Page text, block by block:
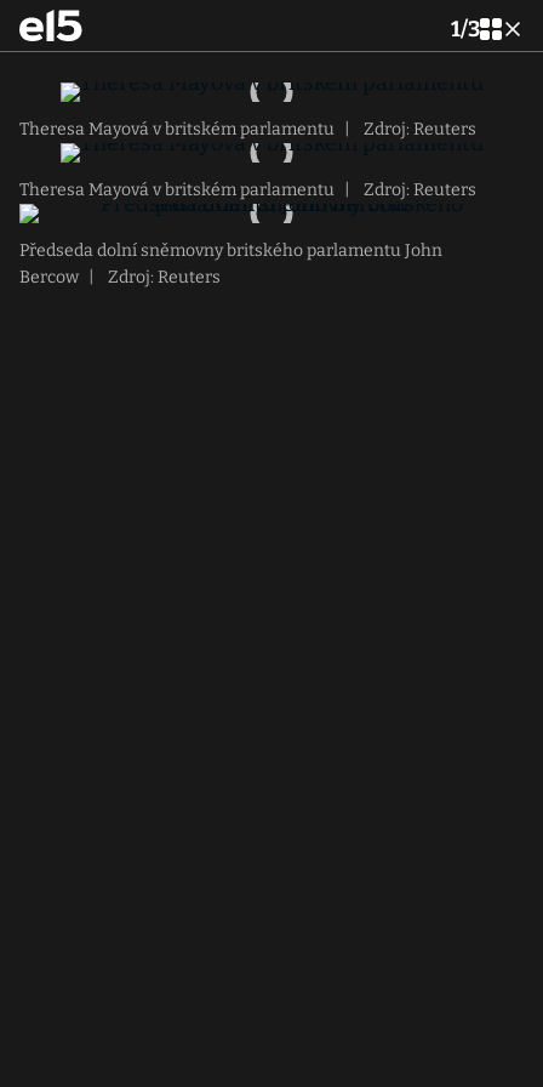
1/3
Theresa Mayová v britském parlamentu Zdroj: Reuters
Theresa Mayová v britském parlamentu Zdroj: Reuters
Předseda dolní sněmovny britského parlamentu John
Bercow
Zdroj: Reuters